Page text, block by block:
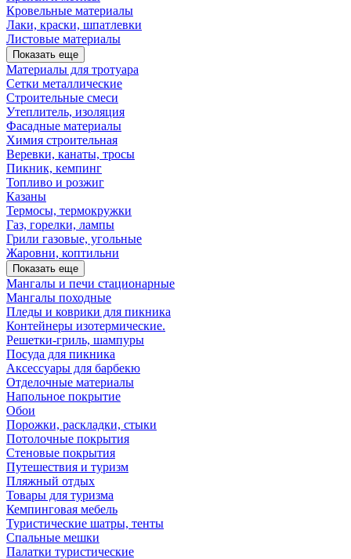
Кровельные материалы
Лаки, краски, шпатлевки
Листовые материалы
Показать еще
Материалы для тротуара
Сетки металлические
Строительные смеси
Утеплитель, изоляция
Фасадные материалы
Химия строительная
Веревки, канаты, тросы
Пикник, кемпинг
Топливо и розжиг
Казаны
Термосы, термокружки
Газ, горелки, лампы
Грили газовые, угольные
Жаровни, коптильни
Показать еще
Мангалы и печи стационарные
Мангалы походные
Пледы и коврики для пикника
Контейнеры изотермические.
Решетки-гриль, шампуры
Посуда для пикника
Аксессуары для барбекю
Отделочные материалы
Напольное покрытие
Обои
Порожки, раскладки, стыки
Потолочные покрытия
Стеновые покрытия
Путешествия и туризм
Пляжный отдых
Товары для туризма
Кемпинговая мебель
Туристические шатры, тенты
Спальные мешки
Палатки туристические